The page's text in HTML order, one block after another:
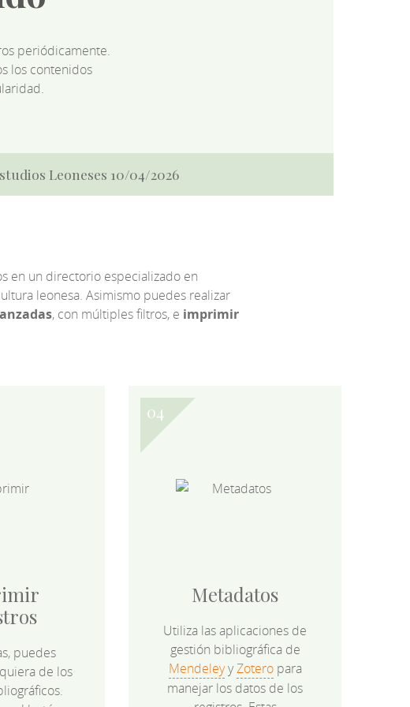
periódicamente.
los contenidos
Leoneses 10/04/2026
en un directorio especializado en
leonesa. Asimismo puedes realizar
, con múltiples filtros, e imprimir
puedes
de los
Metadatos
Utiliza las aplicaciones de
gestión bibliográfica de
MendeleyyZoteropara
manejar los datos de los